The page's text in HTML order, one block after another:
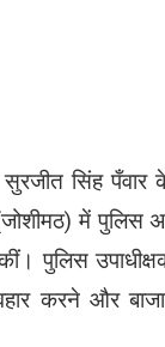
सिंह पँवार
में पुलिस
पुलिस
करने और